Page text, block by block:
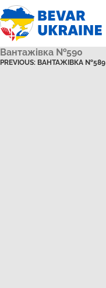
Вантажівка №590
PREVIOUS: ВАНТАЖІВКА №589